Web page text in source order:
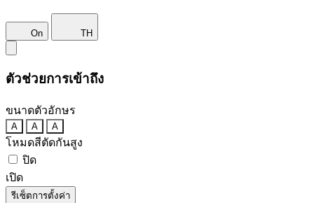
On TH
ตัวช่วยการเข้าถึง
ขนาดตัวอักษร
A A A
โหมดสีตัดกันสูง
ปิด
เปิด
รีเซ็ตการตั้งค่า